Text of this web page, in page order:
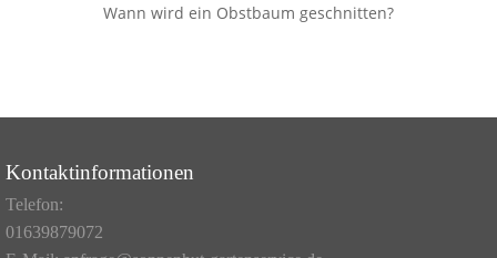
Wann wird ein Obstbaum geschnitten?
Kontaktinformationen
Telefon:
01639879072